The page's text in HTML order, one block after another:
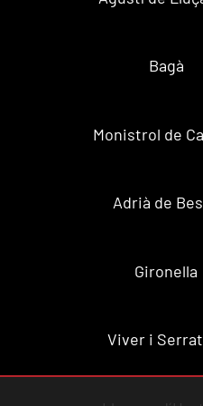
Bagà
Monistrol de
Adrià de
Gironella
Viver i